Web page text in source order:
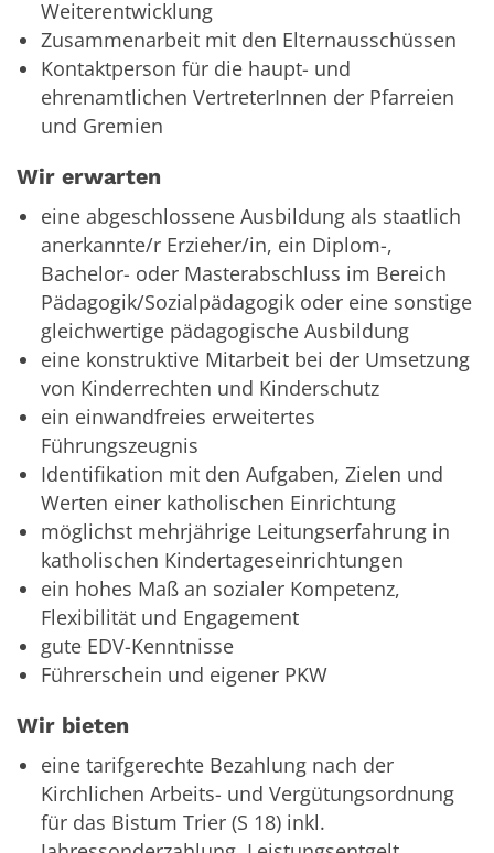
Weiterentwicklung
Zusammenarbeit mit den Elternausschüssen
Kontaktperson für die haupt- und
ehrenamtlichen VertreterInnen der Pfarreien
und Gremien
Wir erwarten
eine abgeschlossene Ausbildung als staatlich
anerkannte/r Erzieher/in, ein Diplom-,
Bachelor- oder Masterabschluss im Bereich
Pädagogik/Sozialpädagogik oder eine sonstige
gleichwertige pädagogische Ausbildung
eine konstruktive Mitarbeit bei der Umsetzung
von Kinderrechten und Kinderschutz
ein einwandfreies erweitertes
Führungszeugnis
Identifikation mit den Aufgaben, Zielen und
Werten einer katholischen Einrichtung
möglichst mehrjährige Leitungserfahrung in
katholischen Kindertageseinrichtungen
ein hohes Maß an sozialer Kompetenz,
Flexibilität und Engagement
gute EDV-Kenntnisse
Führerschein und eigener PKW
Wir bieten
eine tarifgerechte Bezahlung nach der
Kirchlichen Arbeits- und Vergütungsordnung
für das Bistum Trier (S 18) inkl.